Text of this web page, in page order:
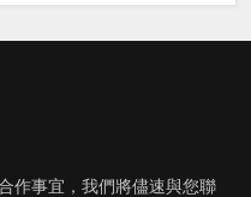
作事宜，我們將儘速與您聯